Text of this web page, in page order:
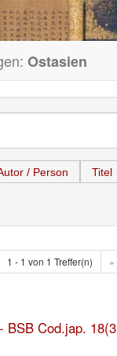
Ostasien
/ Person Titel
Dropdown
1 - 1 von 1 Treffer(n) »
BSB Cod.jap. 18(3